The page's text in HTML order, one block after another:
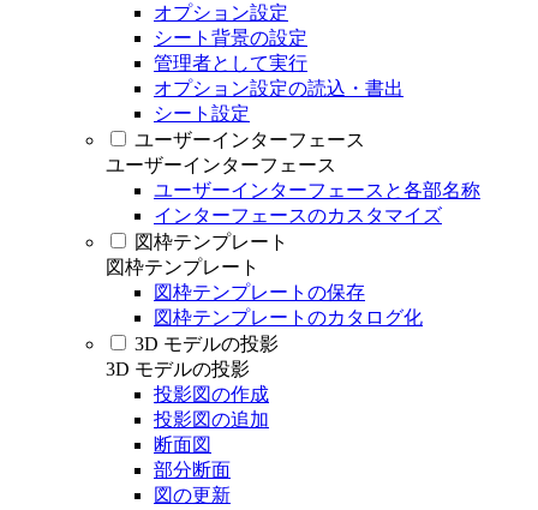
オプション設定
シート背景の設定
管理者として実行
オプション設定の読込・書出
シート設定
ユーザーインターフェース
ユーザーインターフェース
ユーザーインターフェースと各部名称
インターフェースのカスタマイズ
図枠テンプレート
図枠テンプレート
図枠テンプレートの保存
図枠テンプレートのカタログ化
3D モデルの投影
3D モデルの投影
投影図の作成
投影図の追加
断面図
部分断面
図の更新